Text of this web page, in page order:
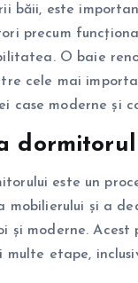
băii, este
precum
O baie
cele mai
case moderne și
este un
mobilierului și a
și moderne. Acest
etape,